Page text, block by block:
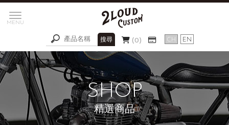
0
精選商品